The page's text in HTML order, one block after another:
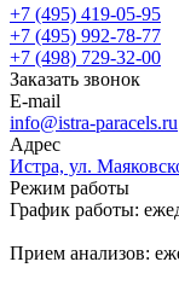
+7 (495) 419-05-95
+7 (495) 992-78-77
+7 (498) 729-32-00
Заказать звонок
E-mail
info@istra-paracels.ru
Адрес
Истра, ул.
Режим работы
График работы:
Прием анализов: